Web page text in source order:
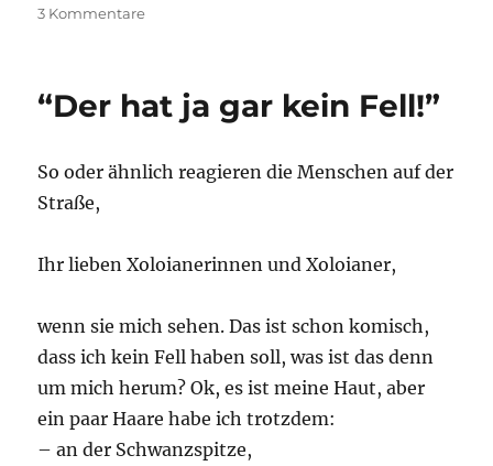
3 Kommentarezu
Jahr
“Der hat ja gar kein Fell!”
So oder ähnlich reagieren die Menschen auf der
Straße,
Ihr lieben Xoloianerinnen und Xoloianer,
wenn sie mich sehen. Das ist schon komisch,
dass ich kein Fell haben soll, was ist das denn
um mich herum? Ok, es ist meine Haut, aber
ein paar Haare habe ich trotzdem:
– an der Schwanzspitze,